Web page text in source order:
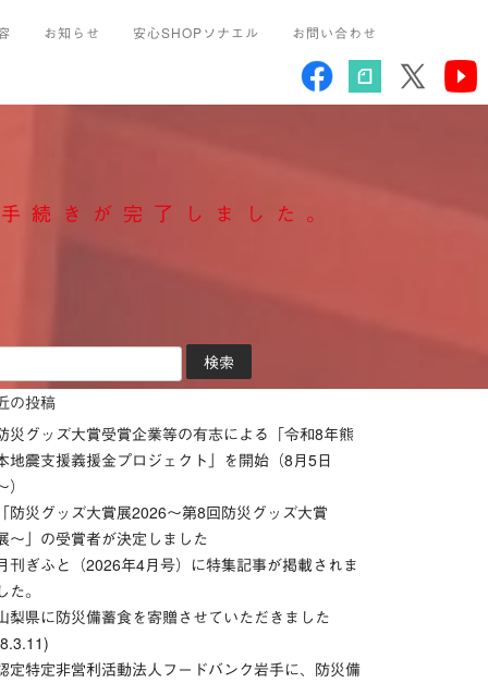
お知らせ 安心SHOPソナエル お問い合わせ
続きが完了しました。
の投稿
災グッズ大賞受賞企業等の有志による「令和8年熊
地震支援義援金プロジェクト」を開始（8月5日
）
防災グッズ⼤賞展2026〜第8回防災グッズ⼤賞
〜」の受賞者が決定しました
刊ぎふと（2026年4月号）に特集記事が掲載されま
た。
梨県に防災備蓄食を寄贈させていただきました
定特定非営利活動法人フードバンク岩手に、防災備